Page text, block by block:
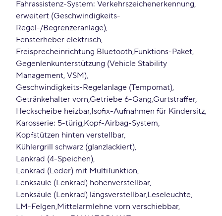
Fahrassistenz-System: Verkehrszeichenerkennung,
erweitert (Geschwindigkeits-
Regel-/Begrenzeranlage)
Fensterheber elektrisch
Freisprecheinrichtung Bluetooth Funktions-Paket
Gegenlenkunterstützung (Vehicle Stability
Management, VSM)
Geschwindigkeits-Regelanlage (Tempomat)
Getränkehalter vorn Getriebe 6-Gang Gurtstraffer
Heckscheibe heizbar Isofix-Aufnahmen für Kindersitz
Karosserie: 5-türig Kopf-Airbag-System
Kopfstützen hinten verstellbar
Kühlergrill schwarz (glanzlackiert)
Lenkrad (4-Speichen)
Lenkrad (Leder) mit Multifunktion
Lenksäule (Lenkrad) höhenverstellbar
Lenksäule (Lenkrad) längsverstellbar Leseleuchte
LM-Felgen Mittelarmlehne vorn verschiebbar